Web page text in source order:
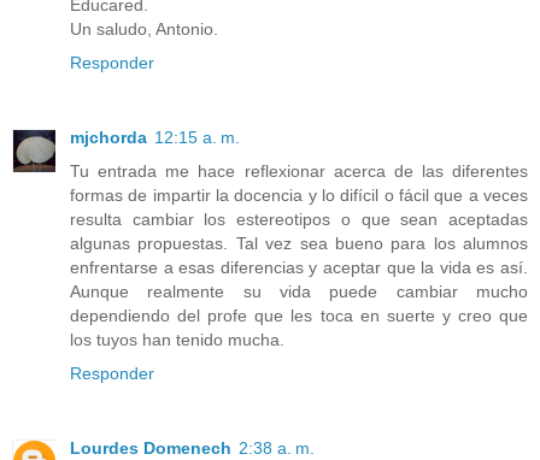
Educared.
Un saludo, Antonio.
Responder
mjchorda 12:15 a. m.
Tu entrada me hace reflexionar acerca de las diferentes
formas de impartir la docencia y lo difícil o fácil que a veces
resulta cambiar los estereotipos o que sean aceptadas
algunas propuestas. Tal vez sea bueno para los alumnos
enfrentarse a esas diferencias y aceptar que la vida es así.
Aunque realmente su vida puede cambiar mucho
dependiendo del profe que les toca en suerte y creo que
los tuyos han tenido mucha.
Responder
Lourdes Domenech 2:38 a. m.